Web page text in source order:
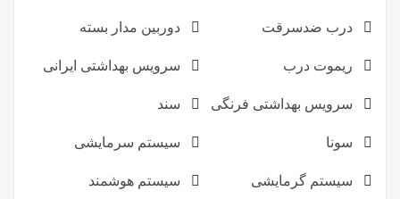
درب ضدسرقت دوربین مدار بسته
ریموت درب سرویس بهداشتی ایرانی
سرویس بهداشتی فرنگی سند
سونا سیستم سرمایشی
سیستم گرمایشی سیستم هوشمند